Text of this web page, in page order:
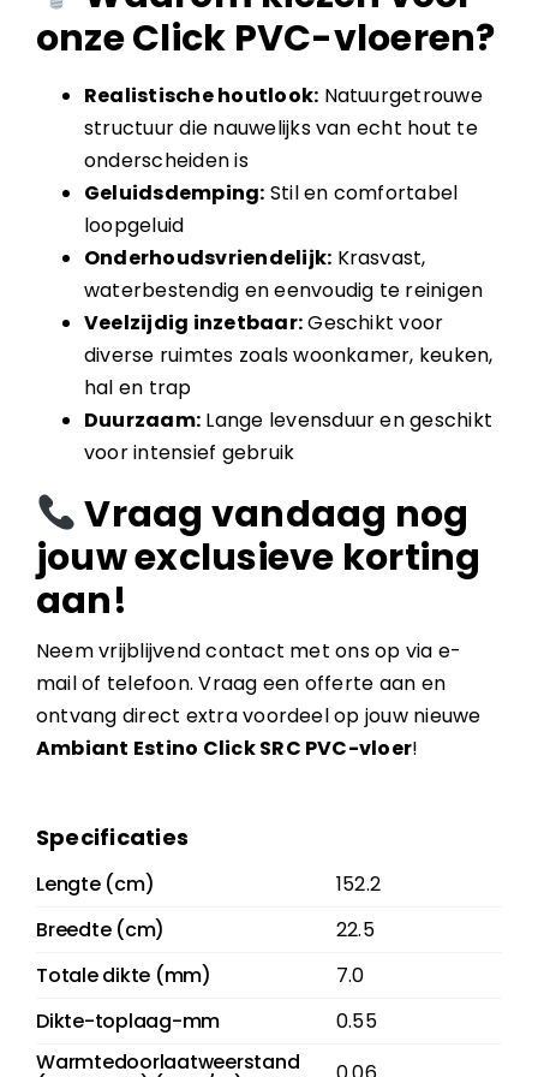
onze Click PVC-vloeren?
Realistische houtlook: Natuurgetrouwe
structuur die nauwelijks van echt hout te
onderscheiden is
Geluidsdemping: Stil en comfortabel
loopgeluid
Onderhoudsvriendelijk: Krasvast,
waterbestendig en eenvoudig te reinigen
Veelzijdig inzetbaar:Geschikt voor
diverse ruimtes zoals woonkamer, keuken,
hal en trap
Duurzaam: Lange levensduur en geschikt
voor intensief gebruik
Vraag vandaag nog
jouw exclusieve korting
aan!
Neem vrijblijvend contact met ons op via e-
mail of telefoon. Vraag een offerte aan en
ontvang direct extra voordeel op jouw nieuwe
Ambiant Estino Click SRC PVC-vloer!
Specificaties
Lengte (cm)
152.2
Breedte (cm)
22.5
Totale dikte (mm)
7.0
Dikte-toplaag-mm
0.55
Warmtedoorlaatweerstand